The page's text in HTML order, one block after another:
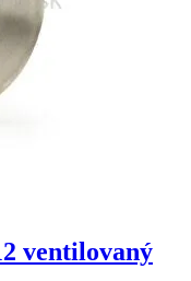
ventilovaný